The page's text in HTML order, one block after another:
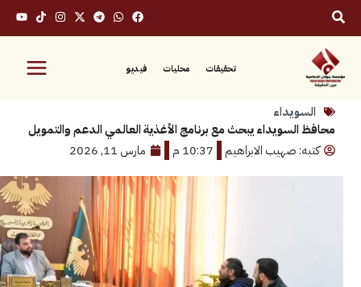
محليات فيديو
يبحث مع برنامج الأغذية العالمي الدعم والتمويل
صهيب الابراهيم
10:37 م مارس 11, 2026